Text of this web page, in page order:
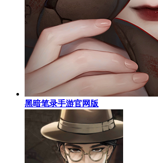
黑暗笔录手游官网版